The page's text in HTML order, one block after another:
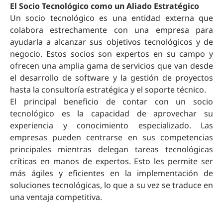
El Socio Tecnológico como un Aliado Estratégico
Un socio tecnológico es una entidad externa que
colabora estrechamente con una empresa para
ayudarla a alcanzar sus objetivos tecnológicos y de
negocio. Estos socios son expertos en su campo y
ofrecen una amplia gama de servicios que van desde
el desarrollo de software y la gestión de proyectos
hasta la consultoría estratégica y el soporte técnico.
El principal beneficio de contar con un socio
tecnológico es la capacidad de aprovechar su
experiencia y conocimiento especializado. Las
empresas pueden centrarse en sus competencias
principales mientras delegan tareas tecnológicas
críticas en manos de expertos. Esto les permite ser
más ágiles y eficientes en la implementación de
soluciones tecnológicas, lo que a su vez se traduce en
una ventaja competitiva.